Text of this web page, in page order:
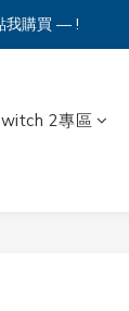
我購買 — !
券！🎫
2專區